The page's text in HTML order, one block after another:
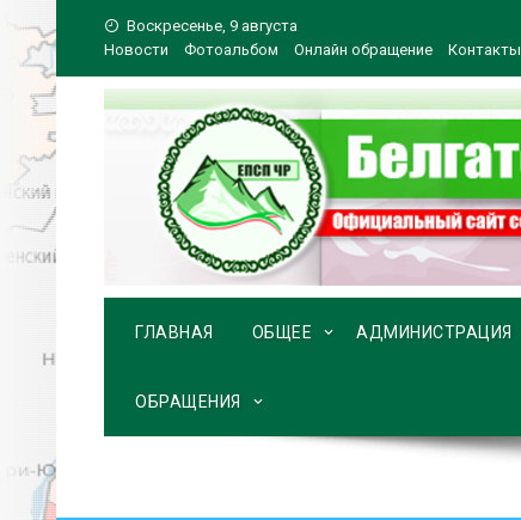
к
содержимому
Воскресенье, 9 августа
Новости
Фотоальбом Онлайн обращение Контакты
ГЛАВНАЯ ОБЩЕЕ АДМИНИСТРАЦИЯ
ОБРАЩЕНИЯ